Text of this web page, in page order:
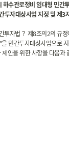
하수관로정비 임대형 민간
투자대상사업 지정 및 제3
투자법？ 제8조의2의 규정
민간투자대상사업으로
안을 위한 사항을 다음과